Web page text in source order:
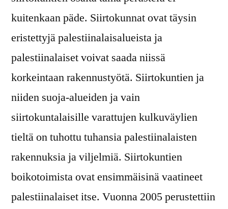
kuitenkaan päde. Siirtokunnat ovat täysin
eristettyjä palestiinalaisalueista ja
palestiinalaiset voivat saada niissä
korkeintaan rakennustyötä. Siirtokuntien ja
niiden suoja-alueiden ja vain
siirtokuntalaisille varattujen kulkuväylien
tieltä on tuhottu tuhansia palestiinalaisten
rakennuksia ja viljelmiä. Siirtokuntien
boikotoimista ovat ensimmäisinä vaatineet
palestiinalaiset itse. Vuonna 2005 perustettiin